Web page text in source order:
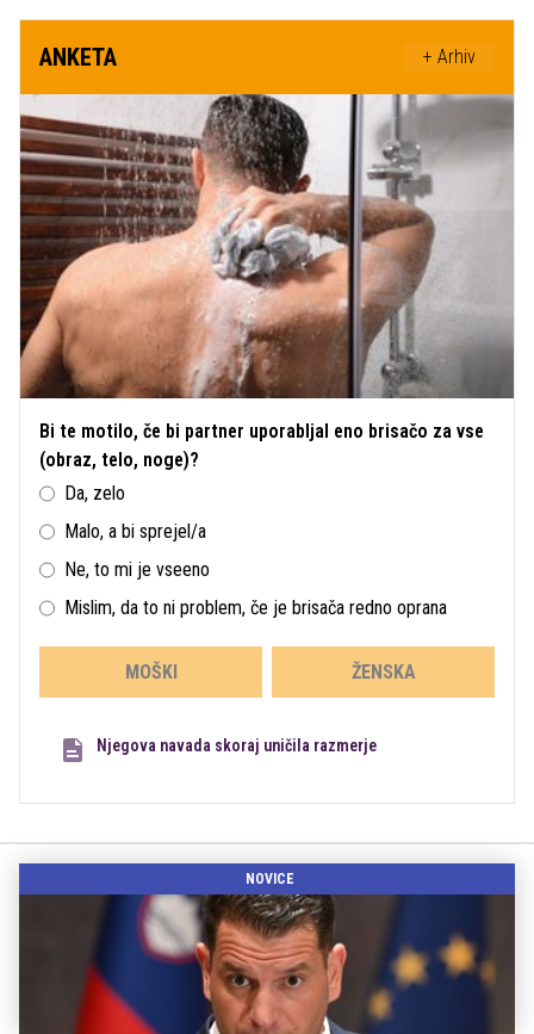
ANKETA + Arhiv
Bi te motilo, če bi partner uporabljal eno brisačo za vse
(obraz, telo, noge)?
Da, zelo
Malo, a bi sprejel/a
Ne, to mi je vseeno
Mislim, da to ni problem, če je brisača redno oprana
MOŠKI ŽENSKA
Njegova navada skoraj uničila razmerje
NOVICE